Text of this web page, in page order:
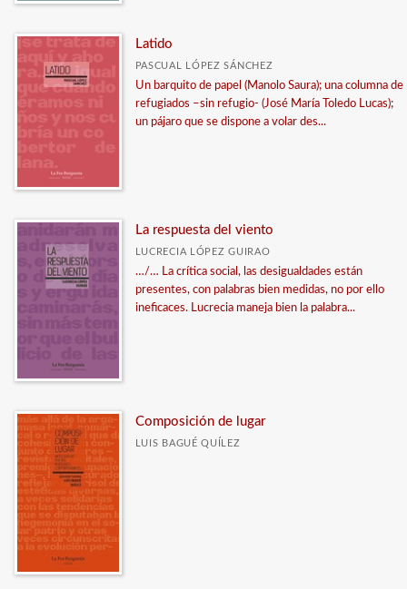
Latido
PASCUAL LÓPEZ SÁNCHEZ
Un barquito de papel (Manolo Saura); una columna de
refugiados –sin refugio- (José María Toledo Lucas);
un pájaro que se dispone a volar des...
La respuesta del viento
LUCRECIA LÓPEZ GUIRAO
…/… La crítica social, las desigualdades están
presentes, con palabras bien medidas, no por ello
ineficaces. Lucrecia maneja bien la palabra...
Composición de lugar
LUIS BAGUÉ QUÍLEZ